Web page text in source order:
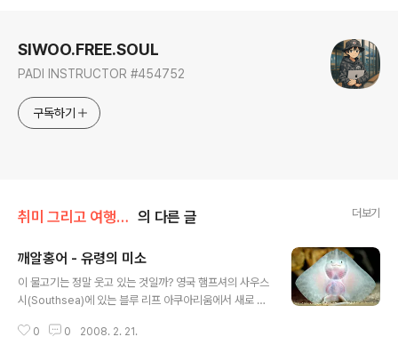
SIWOO.FREE.SOUL
PADI INSTRUCTOR #454752
구독하기
취미 그리고 여행/스킨스쿠버 의 다른 글 더보기
깨알홍어 - 유령의 미소
이 물고기는 정말 웃고 있는 것일까? 영국 햄프셔의 사우스
시(Southsea)에 있는 블루 리프 아쿠아리움에서 새로 태
를 독차지하고 있다. 사진 속의 깨알홍어는 아쿠아리움 안
0 0 2008. 2. 21.